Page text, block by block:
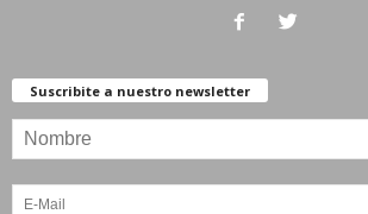
Suscribite a nuestro newsletter